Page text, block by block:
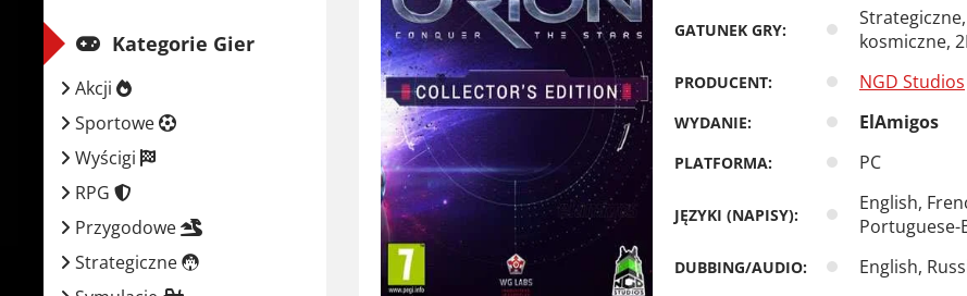
GATUNEK GRY:
kosmiczne,
PRODUCENT: NGD Studios
WYDANIE: ElAmigos
PLATFORMA: PC
JĘZYKI (NAPISY):
English,
Portuguese-
DUBBING/AUDIO: English,
Kategorie Gier
Akcji
Sportowe
Wyścigi
RPG
Przygodowe
Strategiczne